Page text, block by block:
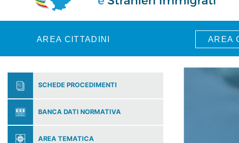
AREA CITTADINI AREA
SCHEDE PROCEDIMENTI
BANCA DATI NORMATIVA
AREA TEMATICA